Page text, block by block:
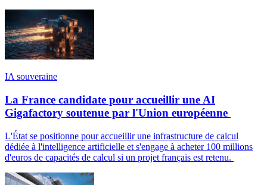
IA souveraine
La France candidate pour accueillir une AI
Gigafactory soutenue par l'Union européenne
L'État se positionne pour accueillir une infrastructure de calcul
dédiée à l'intelligence artificielle et s'engage à acheter 100 millions
d'euros de capacités de calcul si un projet français est retenu.